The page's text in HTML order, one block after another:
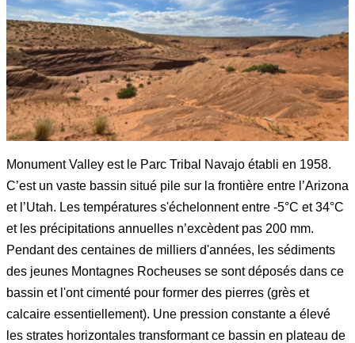
Monument Valley est le Parc Tribal Navajo établi en 1958.
C’est un vaste bassin situé pile sur la frontière entre l’Arizona
et l’Utah. Les températures s'échelonnent entre -5°C et 34°C
et les précipitations annuelles n’excèdent pas 200 mm.
Pendant des centaines de milliers d'années, les sédiments
des jeunes Montagnes Rocheuses se sont déposés dans ce
bassin et l'ont cimenté pour former des pierres (grès et
calcaire essentiellement). Une pression constante a élevé
les strates horizontales transformant ce bassin en plateau de